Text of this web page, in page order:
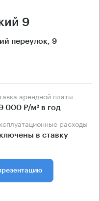
9
переулок, 9
арендной платы
000 Р/м² в год
Эксплуатационные расходы
в ставку